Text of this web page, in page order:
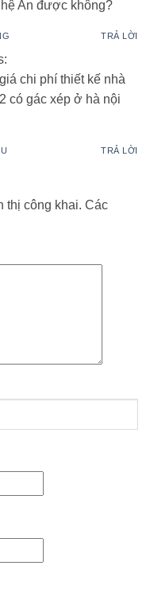
An được không?
TRẢ LỜI
chi phí thiết kế nhà
có gác xép ở hà nội
TRẢ LỜI
thị công khai. Các